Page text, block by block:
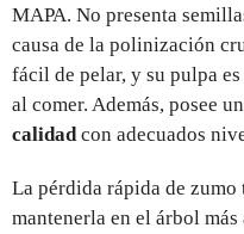
MAPA. No presenta
causa de la polinización
fácil de pelar, y su pulpa
al comer. Además, posee
calidadcon adecuados
La pérdida rápida de
mantenerla en el árbol